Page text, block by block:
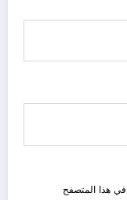
في هذا المتصفح